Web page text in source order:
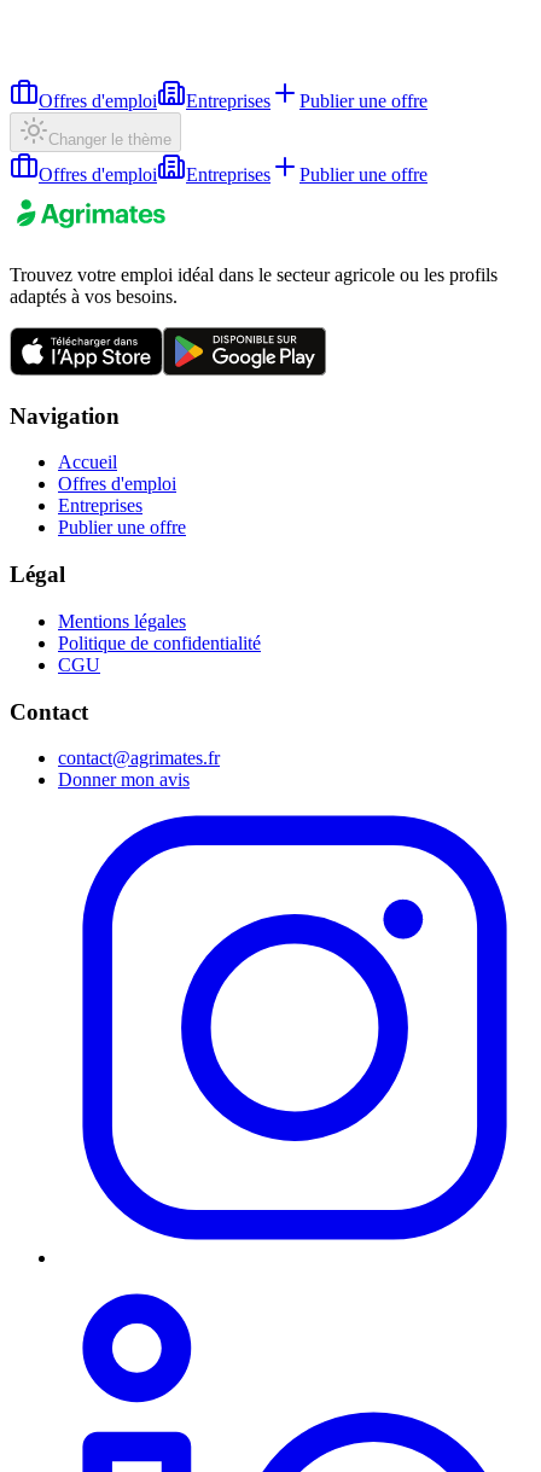
Offres d'emploi Entreprises Publier une offre
Changer le thème
Offres d'emploi Entreprises Publier une offre
Trouvez votre emploi idéal dans le secteur agricole ou les profils
adaptés à vos besoins.
Navigation
Accueil
Offres d'emploi
Entreprises
Publier une offre
Légal
Mentions légales
Politique de confidentialité
CGU
Contact
contact@agrimates.fr
Donner mon avis